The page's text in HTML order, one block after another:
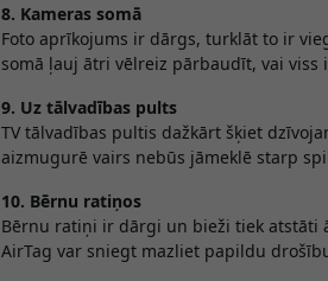
8. Kameras somā
Foto aprīkojums ir dārgs, turklāt to ir
somā ļauj ātri vēlreiz pārbaudīt, vai
9. Uz tālvadības pults
TV tālvadības pultis dažkārt šķiet
aizmugurē vairs nebūs jāmeklē starp
10. Bērnu ratiņos
Bērnu ratiņi ir dārgi un bieži tiek atstāti
AirTag var sniegt mazliet papildu